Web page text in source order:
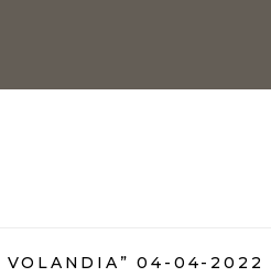
VOLANDIA” 04-04-2022